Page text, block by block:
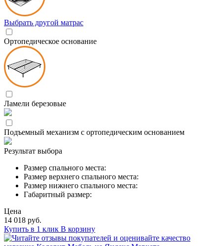
Выбрать другой матрас
Ортопедическое основание
Ламели березовые
Подъемный механизм с ортопедическим основанием
Результат выбора
Размер спального места:
Размер верхнего спального места:
Размер нижнего спального места:
Габаритный размер:
Цена
14 018 руб.
Купить в 1 клик В корзину